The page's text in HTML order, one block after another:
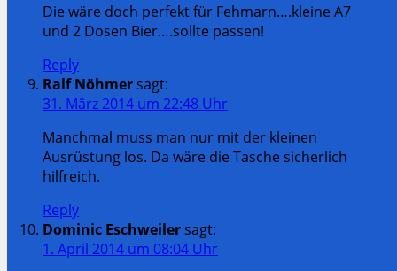
Die wäre doch perfekt für Fehmarn….kleine A7
und 2 Dosen Bier….sollte passen!
Reply
Ralf Nöhmersagt:
31. März 2014 um 22:48 Uhr
Manchmal muss man nur mit der kleinen
Ausrüstung los. Da wäre die Tasche sicherlich
hilfreich.
Reply
Dominic Eschweilersagt:
1. April 2014 um 08:04 Uhr